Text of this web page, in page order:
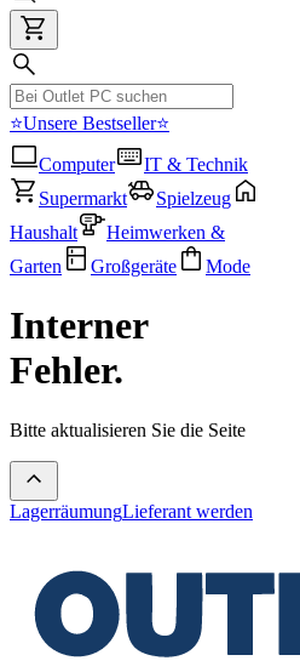
⭐Unsere Bestseller⭐
Computer
IT & Technik
Supermarkt
Spielzeug
Haushalt
Heimwerken &
Garten
Großgeräte Mode
Interner
Fehler.
Bitte aktualisieren Sie die Seite
LagerräumungLieferant werden